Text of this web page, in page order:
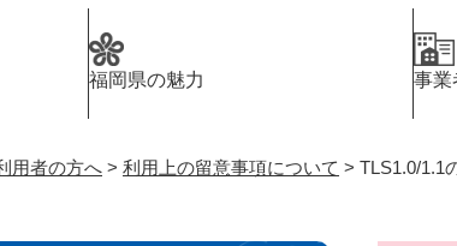
福岡県の魅力 事業
用者の方へ > 利用上の留意事項について > TLS1.0/1.1